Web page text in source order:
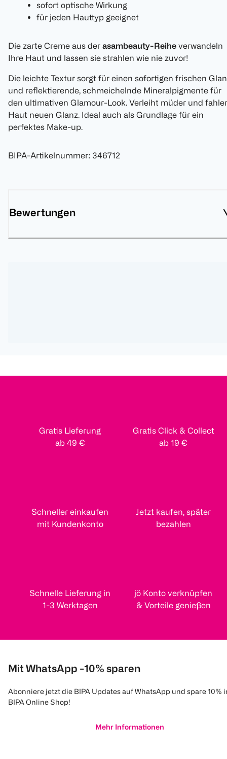
sofort optische Wirkung
für jeden Hauttyp geeignet
Die zarte Creme aus der asambeauty-Reihe verwandeln
Ihre Haut und lassen sie strahlen wie nie zuvor!
Die leichte Textur sorgt für einen sofortigen frischen
und reflektierende, schmeichelnde Mineralpigmente für
den ultimativen Glamour-Look. Verleiht müder und fahler
Haut neuen Glanz. Ideal auch als Grundlage für ein
perfektes Make-up.
BIPA-Artikelnummer: 346712
Bewertungen
Gratis Lieferung
ab 49 €
Gratis Click & Collect
ab 19 €
Schneller einkaufen
mit Kundenkonto
Jetzt kaufen, später
bezahlen
Schnelle Lieferung in
1-3 Werktagen
jö Konto verknüpfen
& Vorteile genießen
Mit WhatsApp -10% sparen
Abonniere jetzt die BIPA Updates auf WhatsApp und spare 10%
BIPA Online Shop!
Mehr Informationen